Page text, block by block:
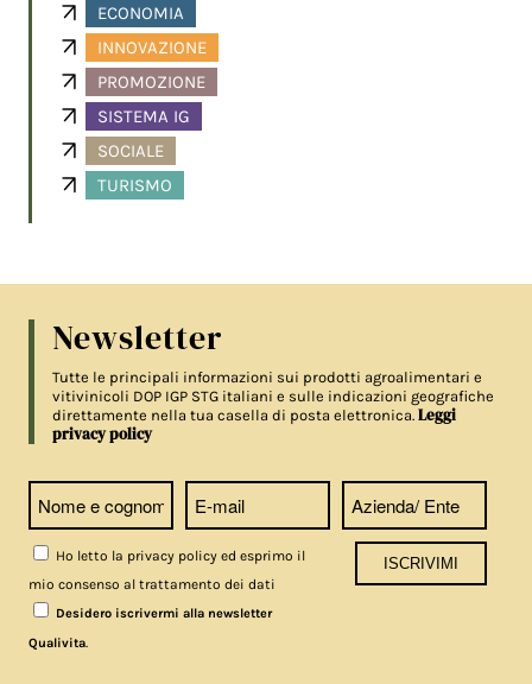
ECONOMIA
INNOVAZIONE
PROMOZIONE
SISTEMA IG
SOCIALE
TURISMO
Newsletter
Tutte le principali informazioni sui prodotti agroalimentari e
vitivinicoli DOP IGP STG italiani e sulle indicazioni geografiche
direttamente nella tua casella di posta elettronica.Leggi
privacy policy
Ho letto la privacy policy ed esprimo il
mio consenso al trattamento dei dati
Desidero iscrivermi alla newsletter
Qualivita